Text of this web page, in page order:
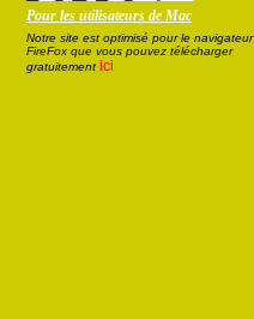
Pour les utilisateurs de Mac
Notre site est optimisé pour le navigateur
FireFox que vous pouvez télécharger
gratuitement ici